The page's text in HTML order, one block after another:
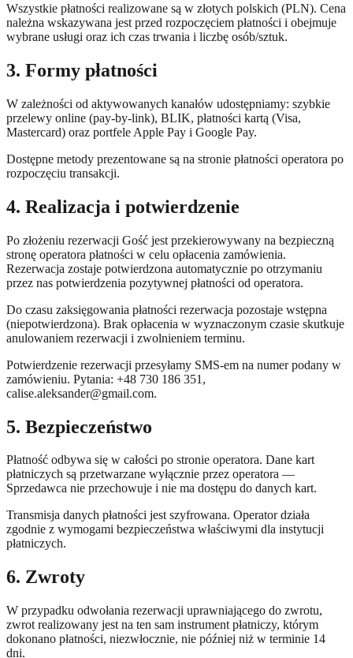
Wszystkie płatności realizowane są w złotych polskich (PLN). Cena
należna wskazywana jest przed rozpoczęciem płatności i obejmuje
wybrane usługi oraz ich czas trwania i liczbę osób/sztuk.
3. Formy płatności
W zależności od aktywowanych kanałów udostępniamy: szybkie
przelewy online (pay-by-link), BLIK, płatności kartą (Visa,
Mastercard) oraz portfele Apple Pay i Google Pay.
Dostępne metody prezentowane są na stronie płatności operatora po
rozpoczęciu transakcji.
4. Realizacja i potwierdzenie
Po złożeniu rezerwacji Gość jest przekierowywany na bezpieczną
stronę operatora płatności w celu opłacenia zamówienia.
Rezerwacja zostaje potwierdzona automatycznie po otrzymaniu
przez nas potwierdzenia pozytywnej płatności od operatora.
Do czasu zaksięgowania płatności rezerwacja pozostaje wstępna
(niepotwierdzona). Brak opłacenia w wyznaczonym czasie skutkuje
anulowaniem rezerwacji i zwolnieniem terminu.
Potwierdzenie rezerwacji przesyłamy SMS-em na numer podany w
zamówieniu. Pytania: +48 730 186 351,
calise.aleksander@gmail.com.
5. Bezpieczeństwo
Płatność odbywa się w całości po stronie operatora. Dane kart
płatniczych są przetwarzane wyłącznie przez operatora —
Sprzedawca nie przechowuje i nie ma dostępu do danych kart.
Transmisja danych płatności jest szyfrowana. Operator działa
zgodnie z wymogami bezpieczeństwa właściwymi dla instytucji
płatniczych.
6. Zwroty
W przypadku odwołania rezerwacji uprawniającego do zwrotu,
zwrot realizowany jest na ten sam instrument płatniczy, którym
dokonano płatności, niezwłocznie, nie później niż w terminie 14
dni.